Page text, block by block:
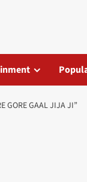
GORE GAAL JIJA JI”